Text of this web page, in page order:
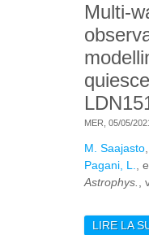
Multi-
MER, 05/05/
M. Saajasto
Pagani, L.
,
Astrophys.
LIRE LA